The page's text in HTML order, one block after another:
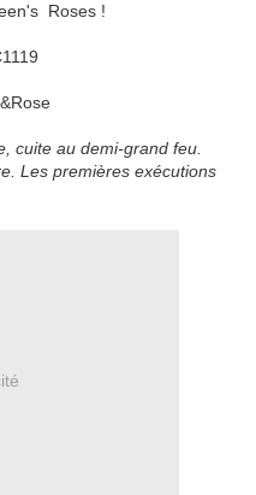
Roses !
cuite au demi-grand feu.
Les premières exécutions